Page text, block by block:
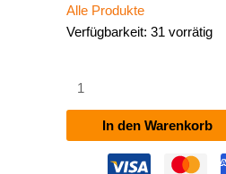
Alle Produkte
Verfügbarkeit: 31 vorrätig
HLS-
BK
In den Warenkorb